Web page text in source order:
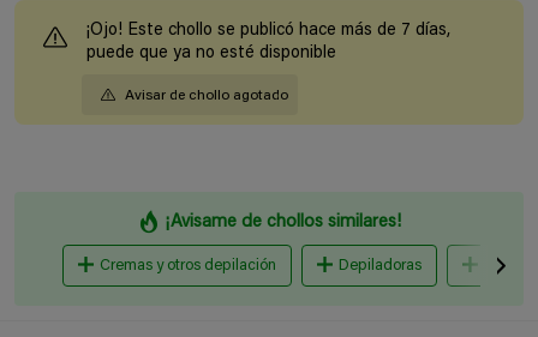
¡Ojo! Este chollo se publicó hace más de 7 días,
puede que ya no esté disponible
Avisar de chollo agotado
¡Avisame de chollos similares!
Cremas y otros depilación Depiladoras